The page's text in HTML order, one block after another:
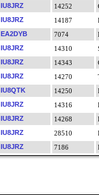
IU8JRZ
14252
IU8JRZ
14187
EA2DYB
7074
IU8JRZ
14310
IU8JRZ
14343
IU8JRZ
14270
IU8QTK
14250
IU8JRZ
14316
IU8JRZ
14268
IU8JRZ
28510
IU8JRZ
7186